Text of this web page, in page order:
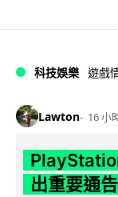
科技娛樂 遊戲
Lawton 16 小
出重要通